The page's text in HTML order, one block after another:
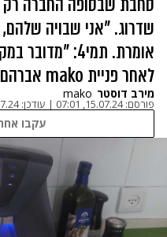
שדרוג. "אני שבויה שלהם,
אומרת. תמי4:
לאחר פניית mako אברהם פוצתה ללא חיוב
מירב דוסטר mako
פורסם:15.07.24, 07:01
| עודכן:11:05
עקבו